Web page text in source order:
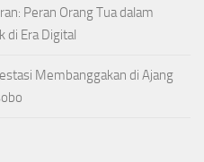
Peran Orang Tua dalam
di Era Digital
Membanggakan di Ajang